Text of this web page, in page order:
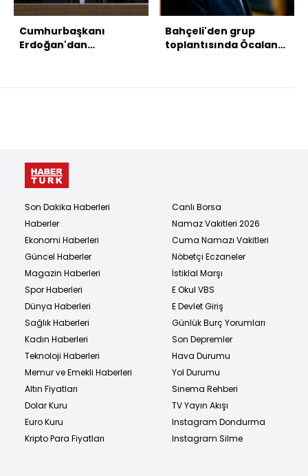
Cumhurbaşkanı
Erdoğan'dan
Bahçeli'den grup
toplantısında Öcalan
Son Dakika Haberleri
Haberler
Ekonomi Haberleri
Güncel Haberler
Magazin Haberleri
Spor Haberleri
Dünya Haberleri
Sağlık Haberleri
Kadın Haberleri
Teknoloji Haberleri
Memur ve Emekli Haberleri
Altın Fiyatları
Dolar Kuru
Euro Kuru
Kripto Para Fiyatları
Canlı Borsa
Namaz Vakitleri 2026
Cuma Namazı Vakitleri
Nöbetçi Eczaneler
İstiklal Marşı
E Okul VBS
E Devlet Giriş
Günlük Burç Yorumları
Son Depremler
Hava Durumu
Yol Durumu
Sinema Rehberi
TV Yayın Akışı
Instagram Dondurma
Instagram Silme